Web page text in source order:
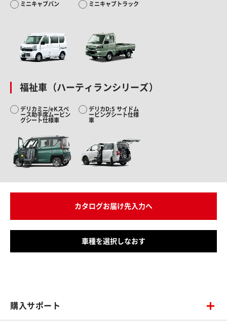
ミニキャブバン ミニキャブトラック
福祉車（ハーティランシリーズ）
デリカミニ/eKスペ
ース助手席ムービン
グシート仕様車
デリカD:5 サイドム
ービングシート仕様
車
カタログお届け先入力へ
車種を選択しなおす
購入サポート